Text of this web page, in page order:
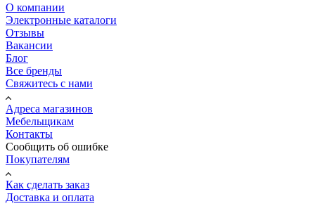
О компании
Электронные каталоги
Отзывы
Вакансии
Блог
Все бренды
Свяжитесь с нами
Адреса магазинов
Мебельщикам
Контакты
Сообщить об ошибке
Покупателям
Как сделать заказ
Доставка и оплата